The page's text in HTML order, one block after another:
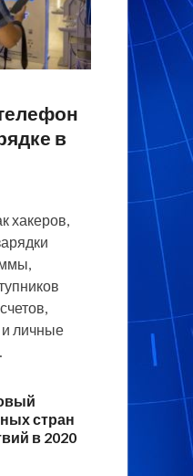
в
хакеров,
личные
стран
в 2020